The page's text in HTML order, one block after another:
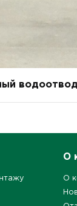
О
О